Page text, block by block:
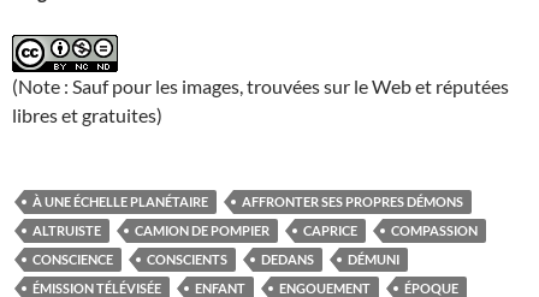
(Note : Sauf pour les images, trouvées sur le Web et réputées
libres et gratuites)
À UNE ÉCHELLE PLANÉTAIRE
AFFRONTER SES PROPRES DÉMONS
ALTRUISTE
CAMION DE POMPIER CAPRICE
COMPASSION
CONSCIENCE
CONSCIENTS DEDANS
DÉMUNI
ÉMISSION TÉLÉVISÉE
ENFANT ENGOUEMENT
ÉPOQUE